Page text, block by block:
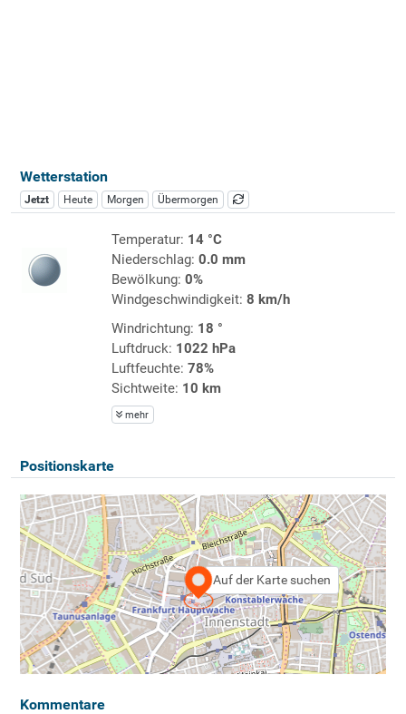
Wetterstation
Jetzt Heute Morgen Übermorgen
Temperatur: 14 °C
Niederschlag: 0.0 mm
Bewölkung: 0%
Windgeschwindigkeit: 8 km/h
Windrichtung: 18 °
Luftdruck: 1022 hPa
Luftfeuchte: 78%
Sichtweite: 10 km
mehr
Positionskarte
Auf der Karte suchen
Kommentare